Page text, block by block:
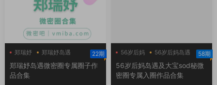
郑瑞妤
郑瑞妤岛遇
郑瑞妤微博
22期
郑瑞妤岛遇微密圈专属圈子作
品合集
56岁后妈
56岁后妈岛遇
大宝sod秘
58期
56岁后妈岛遇及大宝sod秘微
密圈专属入圈作品合集